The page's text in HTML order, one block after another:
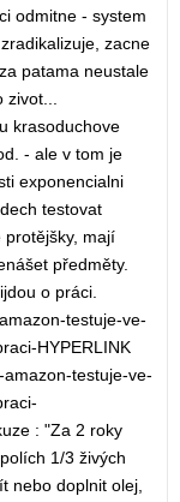
odmitne - system
zacne
patama neustale
krasoduchove
- ale v tom je
exponencialni
testovat
protějšky, mají
předměty.
o práci.
testuje-ve-
HYPERLINK
testuje-ve-
: "Za 2 roky
1/3 živých
nebo doplnit olej,